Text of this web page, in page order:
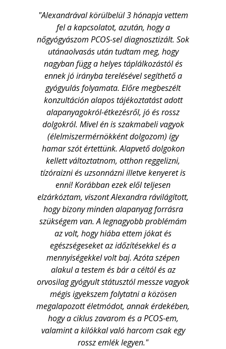
"Alexandrával körülbelül 3 hónapja vettem
fel a kapcsolatot, azután, hogy a
nőgyógyászom PCOS-sel diagnosztizált. Sok
utánaolvasás után tudtam meg, hogy
nagyban függ a helyes táplálkozástól és
ennek jó irányba terelésével segíthető a
gyógyulás folyamata. Előre megbeszélt
konzultáción alapos tájékoztatást adott
alapanyagokról-étkezésről, jó és rossz
dolgokról. Mivel én is szakmabeli vagyok
(élelmiszermérnökként dolgozom) így
hamar szót értettünk. Alapvető dolgokon
kellett változtatnom, otthon reggelizni,
tízóraizni és uzsonnázni illetve kenyeret is
enni! Korábban ezek elől teljesen
elzárkóztam, viszont Alexandra rávilágított,
hogy bizony minden alapanyag forrásra
szükségem van. A legnagyobb problémám
az volt, hogy hiába ettem jókat és
egészségeseket az időzítésekkel és a
mennyiségekkel volt baj. Azóta szépen
alakul a testem és bár a céltól és az
orvosilag gyógyult státusztól messze vagyok
mégis igyekszem folytatni a közösen
megalapozott életmódot, annak érdekében,
hogy a ciklus zavarom és a PCOS-em,
valamint a kilókkal való harcom csak egy
rossz emlék legyen."